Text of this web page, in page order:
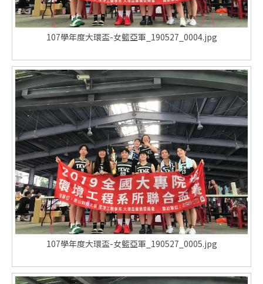
107學年度大環盃-女籃亞軍_190527_0004.jpg
107學年度大環盃-女籃亞軍_190527_0005.jpg